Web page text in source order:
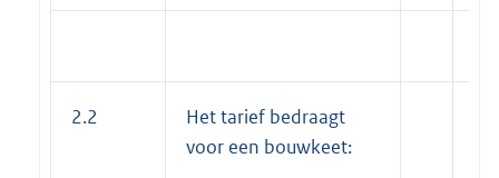
2.2
Het tarief bedraagt
voor een bouwkeet: